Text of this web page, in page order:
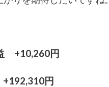
+10,260円
円